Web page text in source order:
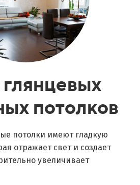
потолков
потолки имеют гладкую
отражает свет и создает
увеличивает